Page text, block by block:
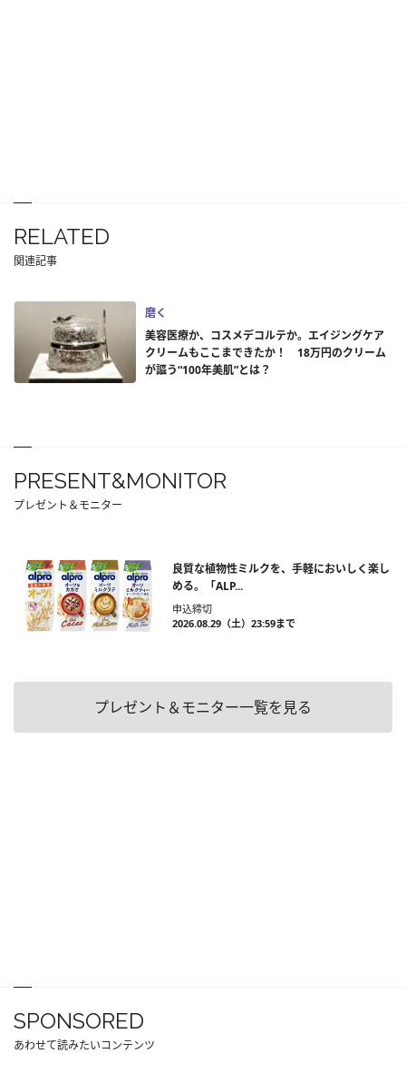
RELATED
関連記事
磨く
美容医療か、コスメデコルテか。エイジングケア
クリームもここまできたか！ 18万円のクリーム
が謳う“100年美肌”とは？
PRESENT&MONITOR
プレゼント＆モニター
良質な植物性ミルクを、手軽においしく楽し
める。「ALP...
申込締切
2026.08.29（土）23:59まで
プレゼント＆モニター一覧を見る
SPONSORED
あわせて読みたいコンテンツ